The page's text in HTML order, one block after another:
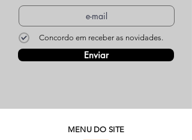
Concordo em receber as novidades.
Enviar
MENU DO SITE